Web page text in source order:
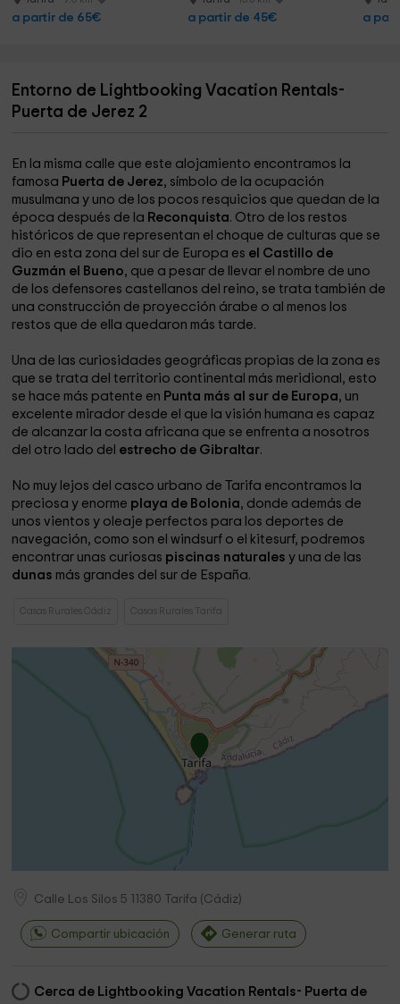
a partir de 65€ a partir de 45€ a
Entorno de Lightbooking Vacation Rentals-
Puerta de Jerez 2
En la misma calle que este alojamiento encontramos la
famosa Puerta de Jerez, símbolo de la ocupación
musulmana y uno de los pocos resquicios que quedan de la
época después de la Reconquista. Otro de los restos
históricos de que representan el choque de culturas que se
dio en esta zona del sur de Europa es el Castillo de
Guzmán el Bueno, que a pesar de llevar el nombre de uno
de los defensores castellanos del reino, se trata también de
una construcción de proyección árabe o al menos los
restos que de ella quedaron más tarde.
Una de las curiosidades geográficas propias de la zona es
que se trata del territorio continental más meridional, esto
se hace más patente en Punta más al sur de Europa, un
excelente mirador desde el que la visión humana es capaz
de alcanzar la costa africana que se enfrenta a nosotros
del otro lado del estrecho de Gibraltar.
No muy lejos del casco urbano de Tarifa encontramos la
preciosa y enorme playa de Bolonia, donde además de
unos vientos y oleaje perfectos para los deportes de
navegación, como son el windsurf o el kitesurf, podremos
encontrar unas curiosas piscinas naturales y una de las
dunas más grandes del sur de España.
Casas Rurales Cádiz Casas Rurales Tarifa
Calle Los Silos 5 11380 Tarifa (Cádiz)
Compartir ubicación Generar ruta
Cerca de Lightbooking Vacation Rentals- Puerta de